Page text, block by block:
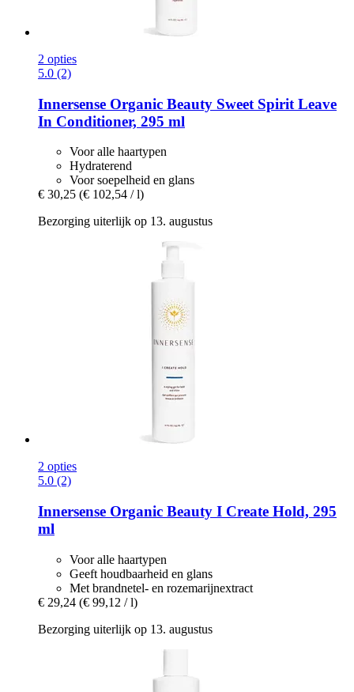
2 opties
5.0 (2)
Innersense Organic Beauty Sweet Spirit Leave
In Conditioner, 295 ml
Voor alle haartypen
Hydraterend
Voor soepelheid en glans
€ 30,25 (€ 102,54 / l)
Bezorging uiterlijk op 13. augustus
2 opties
5.0 (2)
Innersense Organic Beauty I Create Hold, 295
ml
Voor alle haartypen
Geeft houdbaarheid en glans
Met brandnetel- en rozemarijnextract
€ 29,24 (€ 99,12 / l)
Bezorging uiterlijk op 13. augustus